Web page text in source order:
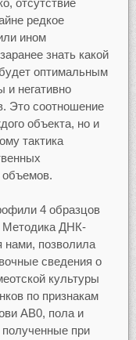
редкое
ином
знать какой
оптимальным
и негативно
Это соотношение
объекта, но и
тактика
объемов.
4 образцов
ДНК-
нами, позволила
сведения о
культуры
по признакам
АВ0, пола и
при